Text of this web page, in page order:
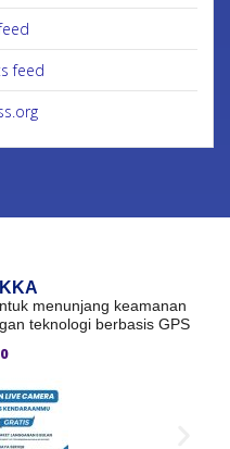
feed
menunjang keamanan
teknologi berbasis GPS